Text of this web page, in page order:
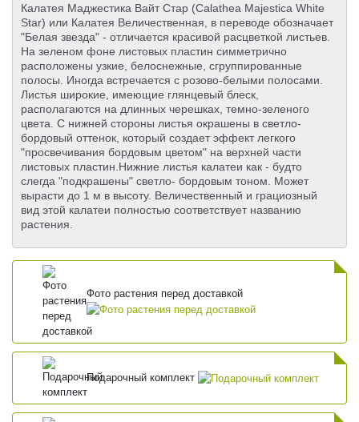
Калатея Маджестика Вайт Стар (Calathea Majestica White
Star) или Калатея Величественная, в переводе обозначает
"Белая звезда" - отличается красивой расцветкой листьев.
На зеленом фоне листовых пластин симметрично
расположены узкие, белоснежные, сгруппированные
полосы. Иногда встречается с розово-белыми полосами.
Листья широкие, имеющие глянцевый блеск,
располагаются на длинных черешках, темно-зеленого
цвета. С нижней стороны листья окрашены в светло-
бордовый оттенок, который создает эффект легкого
"просвечивания бордовым цветом" на верхней части
листовых пластин.Нижние листья калатеи как - будто
слегда "подкрашены" светло- бордовым тоном. Может
вырасти до 1 м в высоту. Величественный и грациозный
вид этой калатеи полностью соответствует названию
растения.
Фото растения перед доставкой
Подарочный комплект